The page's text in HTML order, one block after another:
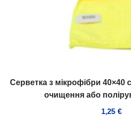
Серветка з мікрофібри 40×40
очищення або
1,25 €